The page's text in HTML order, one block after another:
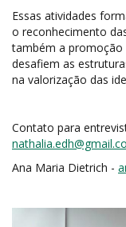
Essas atividades
o reconhecimento
também a promoção
desafiem as
na valorização das
Contato para
Ana Maria Dietrich -